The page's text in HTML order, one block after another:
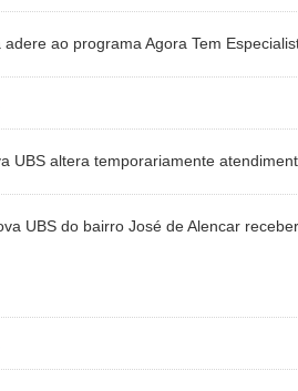
ao programa Agora Tem
UBS altera temporariamente
UBS do bairro José de Alencar